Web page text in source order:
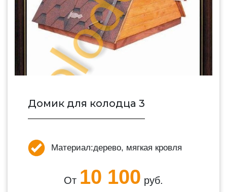
Домик для колодца 3
Материал:дерево, мягкая кровля
От 10 100 руб.